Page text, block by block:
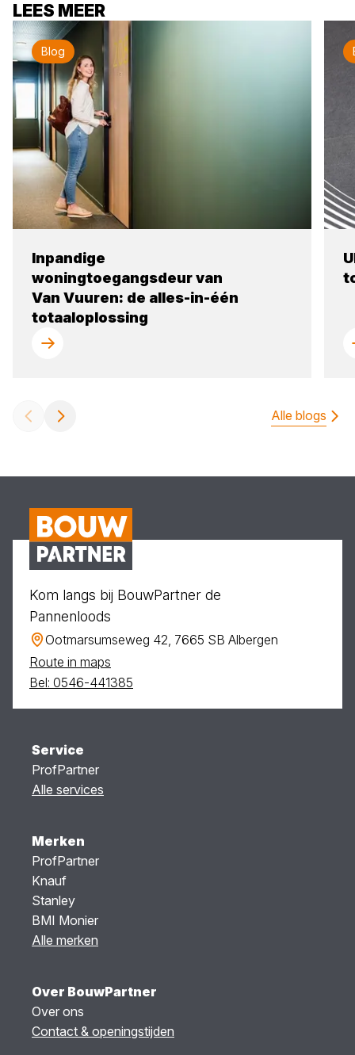
LEES MEER
Blog
Inpandige
woningtoegangsdeur van
Van Vuuren: de alles-in-één
totaaloplossing
Alle blogs
Kom langs bij BouwPartner de
Pannenloods
Ootmarsumseweg 42, 7665 SB Albergen
Route in maps
Bel: 0546-441385
Service
ProfPartner
Alle services
Merken
ProfPartner
Knauf
Stanley
BMI Monier
Alle merken
Over BouwPartner
Over ons
Contact & openingstijden